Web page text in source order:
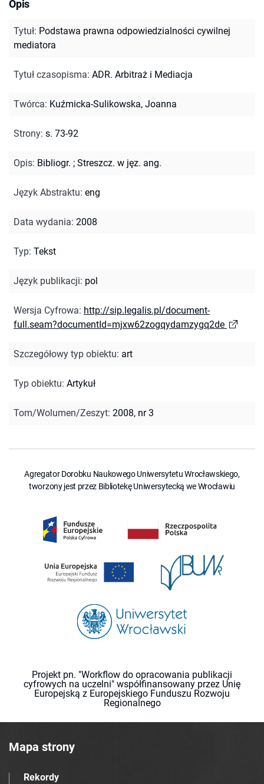
Opis
Tytuł: Podstawa prawna odpowiedzialności cywilnej
mediatora
Tytuł czasopisma: ADR. Arbitraż i Mediacja
Twórca: Kuźmicka-Sulikowska, Joanna
Strony: s. 73-92
Opis: Bibliogr. ; Streszcz. w jęz. ang.
Język Abstraktu: eng
Data wydania: 2008
Typ: Tekst
Język publikacji: pol
Wersja Cyfrowa: http://sip.legalis.pl/document-
full.seam?documentId=mjxw62zogqydamzygq2de
Szczegółowy typ obiektu: art
Typ obiektu: Artykuł
Tom/Wolumen/Zeszyt: 2008, nr 3
Agregator Dorobku Naukowego Uniwersytetu Wrocławskiego,
tworzony jest przez Bibliotekę Uniwersytecką we Wrocławiu
Projekt pn. "Workflow do opracowania publikacji
cyfrowych na uczelni" współfinansowany przez Unię
Europejską z Europejskiego Funduszu Rozwoju
Regionalnego
Mapa strony
Rekordy